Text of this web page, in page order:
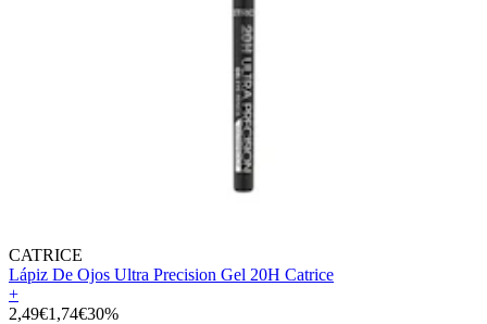
CATRICE
Lápiz De Ojos Ultra Precision Gel 20H Catrice
+
2,49€1,74€30%